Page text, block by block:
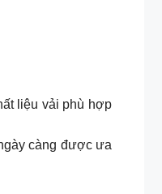
liệu vải phù hợp
càng được ưa